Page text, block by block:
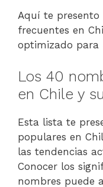
Aquí te
frecuentes en
optimizado para
Los 40
en Chile y
Esta lista te
populares en
las tendencias
Conocer los
nombres puede